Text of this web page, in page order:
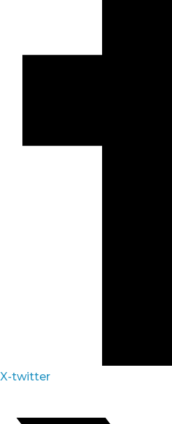
X-twitter